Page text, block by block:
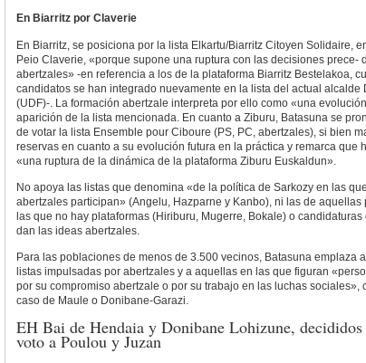
En Biarritz por Claverie
En Biarritz, se posiciona por la lista Elkartu/Biarritz Citoyen Solidaire,
Peio Claverie, «porque supone una ruptura con las decisiones prece-
abertzales» -en referencia a los de la plataforma Biarritz Bestelakoa,
candidatos se han integrado nuevamente en la lista del actual alcalde
(UDF)-. La formación abertzale interpreta por ello como «una
aparición de la lista mencionada. En cuanto a Ziburu, Batasuna se
de votar la lista Ensemble pour Ciboure (PS, PC, abertzales), si bien
reservas en cuanto a su evolución futura en la práctica y remarca que
«una ruptura de la dinámica de la plataforma Ziburu Euskaldun».
No apoya las listas que denomina «de la política de Sarkozy en las
abertzales participan» (Angelu, Hazparne y Kanbo), ni las de aquellas
las que no hay plataformas (Hiriburu, Mugerre, Bokale) o candidaturas
dan las ideas abertzales.
Para las poblaciones de menos de 3.500 vecinos, Batasuna emplaza
listas impulsadas por abertzales y a aquellas en las que figuran
por su compromiso abertzale o por su trabajo en las luchas sociales»,
caso de Maule o Donibane-Garazi.
EH Bai de Hendaia y Donibane Lohizune, decididos
voto a Poulou y Juzan